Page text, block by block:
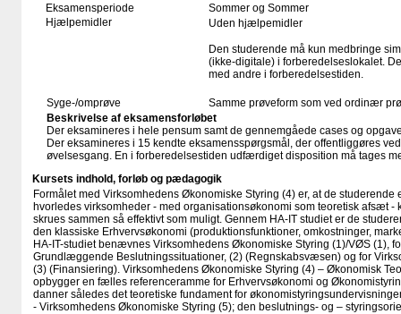
Eksamensperiode
Sommer og Sommer
Hjælpemidler
Uden hjælpemidler
Den studerende må kun medbringe
(ikke-digitale) i forberedelseslokalet.
med andre i forberedelsestiden.
Syge-/omprøve
Samme prøveform som ved ordinær
Beskrivelse af eksamensforløbet
Der eksamineres i hele pensum samt de gennemgåede cases og
Der eksamineres i 15 kendte eksamensspørgsmål, der offentliggøres
øvelsesgang. En i forberedelsestiden udfærdiget disposition må tages
Kursets indhold, forløb og pædagogik
Formålet med Virksomhedens Økonomiske Styring (4) er, at de studerende
hvorledes virksomheder - med organisationsøkonomi som teoretisk afsæt -
skrues sammen så effektivt som muligt. Gennem HA-IT studiet er de
den klassiske Erhvervsøkonomi (produktionsfunktioner, omkostninger,
HA-IT-studiet benævnes Virksomhedens Økonomiske Styring (1)/VØS (1),
Grundlæggende Beslutningssituationer, (2) (Regnskabsvæsen) og for
(3) (Finansiering). Virksomhedens Økonomiske Styring (4) – Økonomisk
opbygger en fælles referenceramme for Erhvervsøkonomi og
danner således det teoretiske fundament for
- Virksomhedens Økonomiske Styring (5); den beslutnings- og –